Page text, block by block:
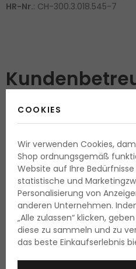
HR-Nr.: CH-300.3.018.545-7
Telefonisch erreichbar Mo. -
+41 71 511 21 70
E-Mail: info@parfimo.ch
Bankdaten:
Online Shop Services AG
Bleichelistrasse 22
9055 Bühler
COOKIES
Wir verwenden Cookies,
Shop ordnungsgemäß
Website auf Ihre
statistische und
Personalisierung von
anderen Unternehmen.
„Alle zulassen“ klicken,
diese zu sammeln und zu
das beste Einkaufserlebnis